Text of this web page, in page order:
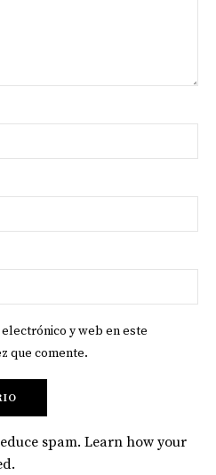
y web en este
que comente.
spam. Learn how your
.